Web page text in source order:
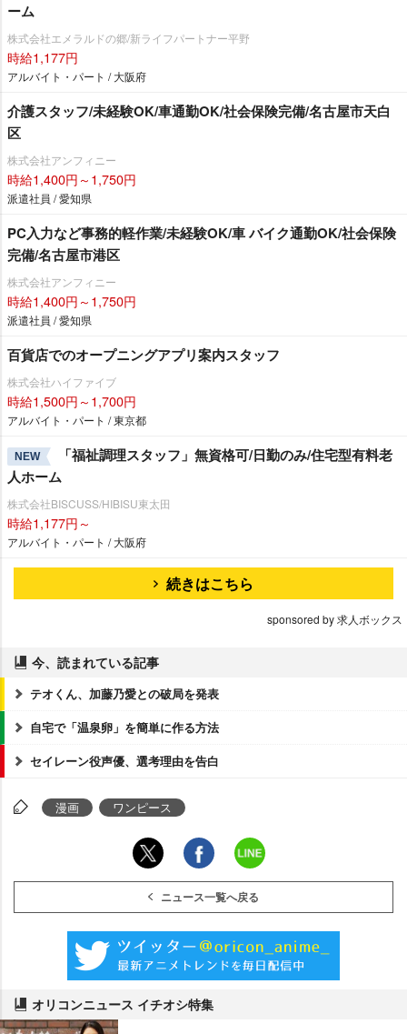
ーム
株式会社エメラルドの郷/新ライフパートナー平野
時給1,177円
アルバイト・パート / 大阪府
介護スタッフ/未経験OK/車通勤OK/社会保険完備/名古屋市天白
区
株式会社アンフィニー
時給1,400円～1,750円
派遣社員 / 愛知県
PC入力など事務的軽作業/未経験OK/車 バイク通勤OK/社会保険
完備/名古屋市港区
株式会社アンフィニー
時給1,400円～1,750円
派遣社員 / 愛知県
百貨店でのオープニングアプリ案内スタッフ
株式会社ハイファイブ
時給1,500円～1,700円
アルバイト・パート / 東京都
NEW
「福祉調理スタッフ」無資格可/日勤のみ/住宅型有料老
人ホーム
株式会社BISCUSS/HIBISU東太田
時給1,177円～
アルバイト・パート / 大阪府
続きはこちら
sponsored by 求人ボックス
今、読まれている記事
テオくん、加藤乃愛との破局を発表
自宅で「温泉卵」を簡単に作る方法
セイレーン役声優、選考理由を告白
漫画 ワンピース
ニュース一覧へ戻る
オリコンニュース イチオシ特集